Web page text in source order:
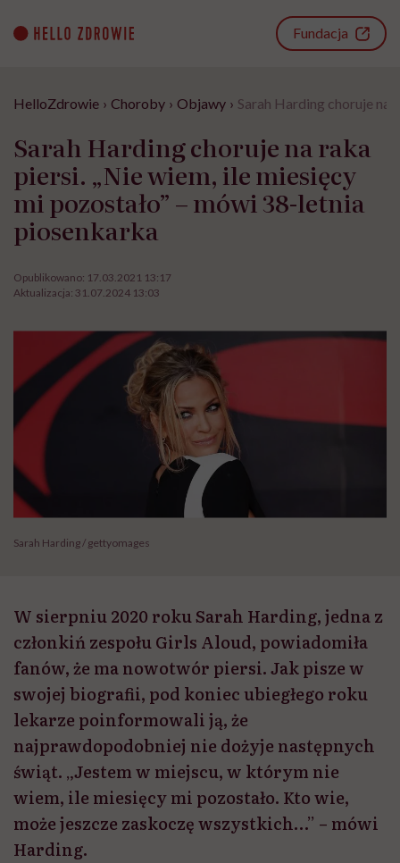
content
Fundacja
HelloZdrowie › Choroby › Objawy › Sarah Harding choruje na
Sarah Harding choruje na raka
piersi. „Nie wiem, ile miesięcy
mi pozostało” – mówi 38-letnia
piosenkarka
Opublikowano: 17.03.2021 13:17
Aktualizacja: 31.07.2024 13:03
Sarah Harding / gettyomages
W sierpniu 2020 roku Sarah Harding, jedna z
członkiń zespołu Girls Aloud, powiadomiła
fanów, że ma nowotwór piersi. Jak pisze w
swojej biografii, pod koniec ubiegłego roku
lekarze poinformowali ją, że
najprawdopodobniej nie dożyje następnych
świąt. „Jestem w miejscu, w którym nie
wiem, ile miesięcy mi pozostało. Kto wie,
może jeszcze zaskoczę wszystkich…” – mówi
Harding.